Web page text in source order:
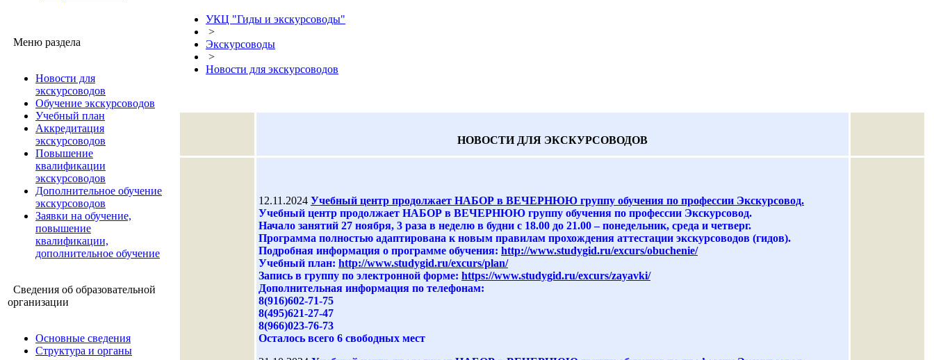
Меню раздела
Новости для
экскурсоводов
Обучение экскурсоводов
Учебный план
Аккредитация
экскурсоводов
Повышение
квалификации
экскурсоводов
Дополнительное обучение
экскурсоводов
Заявки на обучение,
повышение
квалификации,
дополнительное обучение
Сведения об образовательной
организации
Основные сведения
Структура и органы
УКЦ "Гиды и экскурсоводы"
>
Экскурсоводы
>
Новости для экскурсоводов
НОВОСТИ ДЛЯ ЭКСКУРСОВОДОВ
12.11.2024 Учебный центр продолжает НАБОР в ВЕЧЕРНЮЮ группу обучения по профессии Экскурсовод.
Учебный центр продолжает НАБОР в ВЕЧЕРНЮЮ группу обучения по профессии Экскурсовод.
Начало занятий 27 ноября, 3 раза в неделю в будни с 18.00 до 21.00 – понедельник, среда и четверг.
Программа полностью адаптирована к новым правилам прохождения аттестации экскурсоводов (гидов).
Подробная информация о программе обучения: http://www.studygid.ru/excurs/obuchenie/
Учебный план: http://www.studygid.ru/excurs/plan/
Запись в группу по электронной форме: https://www.studygid.ru/excurs/zayavki/
Дополнительная информация по телефонам:
8(916)602-71-75
8(495)621-27-47
8(966)023-76-73
Осталось всего 6 свободных мест